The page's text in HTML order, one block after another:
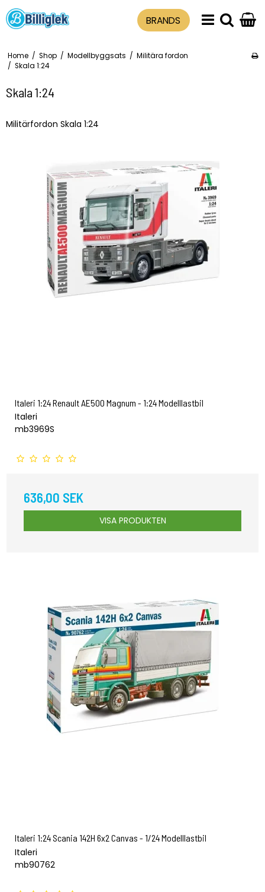
BRANDS
Home / Shop / Modellbyggsats / Militära fordon
/ Skala 1:24
Skala 1:24
Militärfordon Skala 1:24
Italeri 1:24 Renault AE500 Magnum - 1:24 Modelllastbil
Italeri
mb3969S
636,00 SEK
VISA PRODUKTEN
Italeri 1:24 Scania 142H 6x2 Canvas - 1/24 Modelllastbil
Italeri
mb90762